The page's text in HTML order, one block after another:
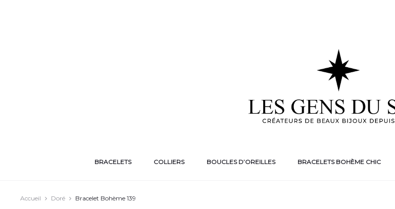
BRACELETS COLLIERS BOUCLES D’OREILLES BRACELETS BOHÈME CHIC
Accueil Doré Bracelet Bohème 139